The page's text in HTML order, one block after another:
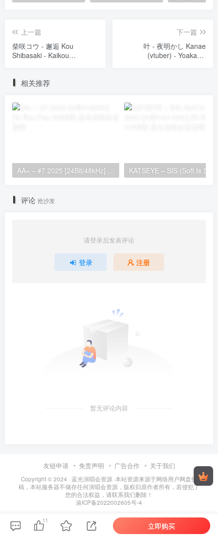
上一篇
柴咲コウ - 邂逅 Kou
Shibasaki - Kaikou
下一篇
叶 - 夜明かし Kanae
(vtuber) - Yoakashi
相关推荐
评论 抢沙发
请登录后发表评论
登录 注册
暂无评论内容
友链申请 免责声明 广告合作 关于我们
Copyright © 2024 · 蓝光演唱会资源 ·本站资源来源于网络用户网盘投
稿，本站服务器不储存任何演唱会资源，版权归原作者所有，若侵犯了
您的合法权益，请联系我们删除！
渝ICP备2022002605号-4
11
立即购买